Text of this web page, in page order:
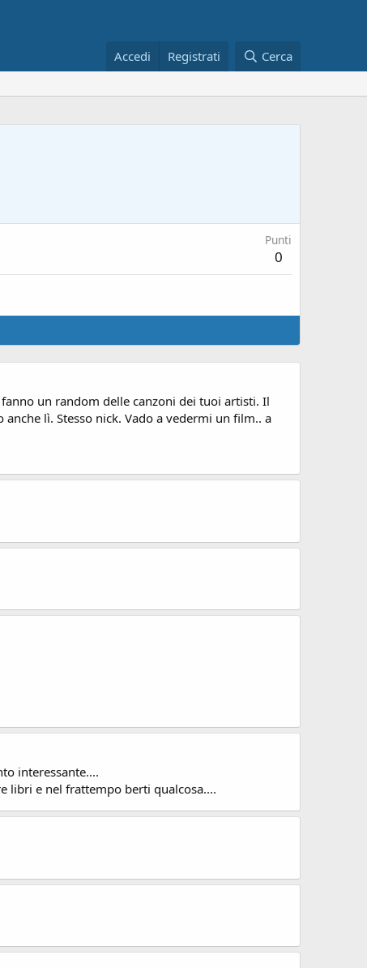
Accedi Registrati Cerca
Punti
0
un random delle canzoni dei tuoi artisti. Il
lì. Stesso nick. Vado a vedermi un film.. a
interessante....
libri e nel frattempo berti qualcosa....